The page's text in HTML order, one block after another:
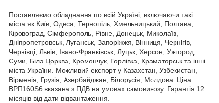
Поставляємо обладнання по всій Україні, включаючи такі
міста як Київ, Одеса, Тернопіль, Хмельницький, Полтава,
Кіровоград, Сімферополь, Рівне, Донецьк, Миколаїв,
Дніпропетровськ, Луганськ, Запоріжжя, Вінниця, Чернігів,
Чернівці, Львів, Івано-Франківськ, Луцьк, Херсон, Ужгород,
Суми, Біла Церква, Кременчук, Горлівка, Краматорськ та інші
міста України. Можливий експорт у Казахстан, Узбекистан,
Вірменія, Грузія, Азербайджан, Білорусія, Молдова. Ціна
ВРП160Ѕ6 вказана з ПДВ на умовах самовивозу. Гарантія 12
місяців від дати відвантаження.